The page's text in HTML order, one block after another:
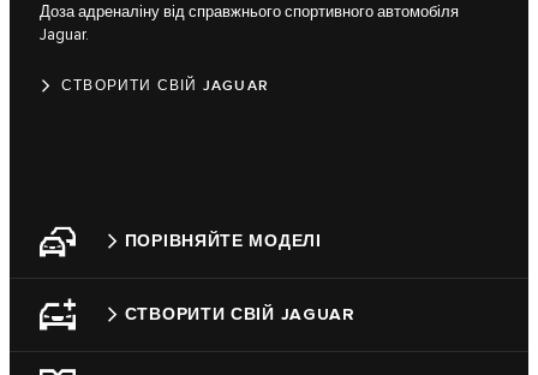
Доза адреналіну від справжнього спортивного автомобіля
Jaguar.
СТВОРИТИ СВІЙ JAGUAR
ПОРІВНЯЙТЕ МОДЕЛІ
СТВОРИТИ СВІЙ JAGUAR